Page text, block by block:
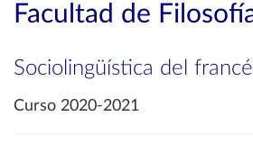
Facultad de
Sociolingüística del
Curso 2020-2021